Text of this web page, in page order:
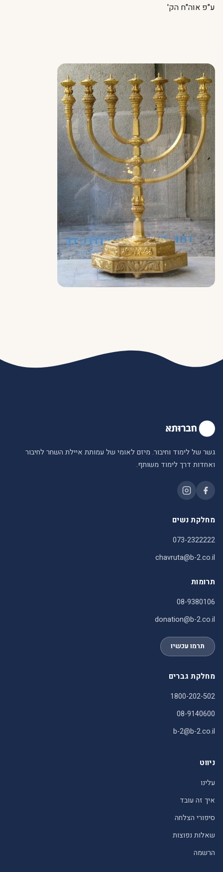
ע"פ אוה"ח הק'
גשר של לימוד וחיבור. מיזם לאומי של עמותת איילת השחר לחיבור
ואחדות דרך לימוד משותף.
מחלקת נשים
073-2322222
chavruta@b-2.co.il
תרומות
08-9380106
donation@b-2.co.il
תרמו עכשיו
מחלקת גברים
1800-202-502
08-9140600
b-2@b-2.co.il
ניווט
עלינו
איך זה עובד
סיפורי הצלחה
שאלות נפוצות
הרשמה